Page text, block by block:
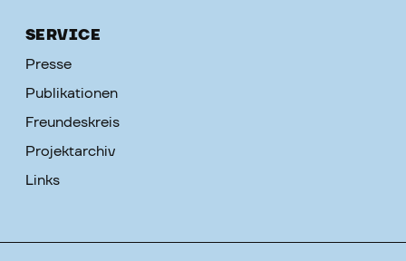
SERVICE
Presse
Publikationen
Freundeskreis
Projektarchiv
Links